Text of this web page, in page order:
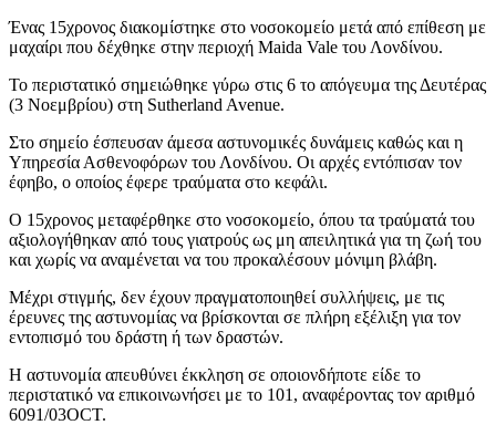
Ένας 15χρονος διακομίστηκε στο νοσοκομείο μετά από επίθεση με
μαχαίρι που δέχθηκε στην περιοχή Maida Vale του Λονδίνου.
Το περιστατικό σημειώθηκε γύρω στις 6 το απόγευμα της Δευτέρας
(3 Νοεμβρίου) στη Sutherland Avenue.
Στο σημείο έσπευσαν άμεσα αστυνομικές δυνάμεις καθώς και η
Υπηρεσία Ασθενοφόρων του Λονδίνου. Οι αρχές εντόπισαν τον
έφηβο, ο οποίος έφερε τραύματα στο κεφάλι.
Ο 15χρονος μεταφέρθηκε στο νοσοκομείο, όπου τα τραύματά του
αξιολογήθηκαν από τους γιατρούς ως μη απειλητικά για τη ζωή του
και χωρίς να αναμένεται να του προκαλέσουν μόνιμη βλάβη.
Μέχρι στιγμής, δεν έχουν πραγματοποιηθεί συλλήψεις, με τις
έρευνες της αστυνομίας να βρίσκονται σε πλήρη εξέλιξη για τον
εντοπισμό του δράστη ή των δραστών.
Η αστυνομία απευθύνει έκκληση σε οποιονδήποτε είδε το
περιστατικό να επικοινωνήσει με το 101, αναφέροντας τον αριθμό
6091/03OCT.